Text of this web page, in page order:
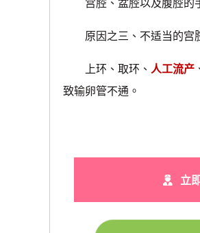
宫腔、盆腔以及腹腔的手
原因之三、不适当的宫
上环、取环、 人工流产
致输卵管不通。
立